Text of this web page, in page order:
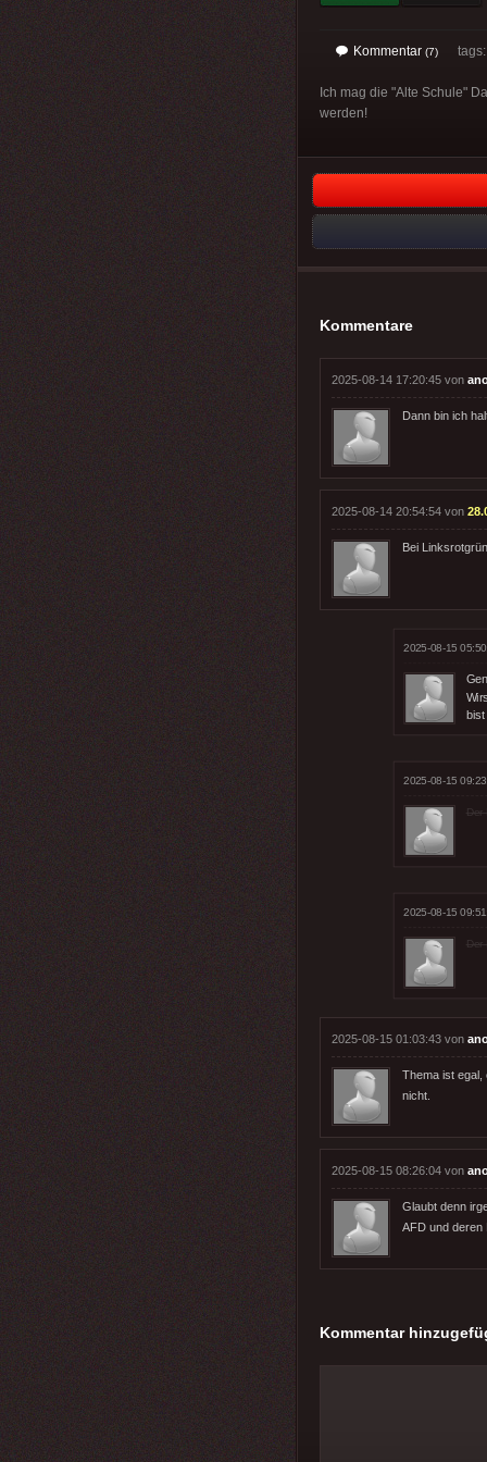
Kommentar (7)
Ich mag die "Alte Schule"
werden!
Kommentare
2025-08-14 17:20:45 von
Dann bin ich
2025-08-14 20:54:54 von
Bei
2025-08-15
2025-08-15
Der
2025-08-15
Der
2025-08-15 01:03:43 von
Thema ist egal,
nicht.
2025-08-15 08:26:04 von
Glaubt denn
AFD und deren
Kommentar